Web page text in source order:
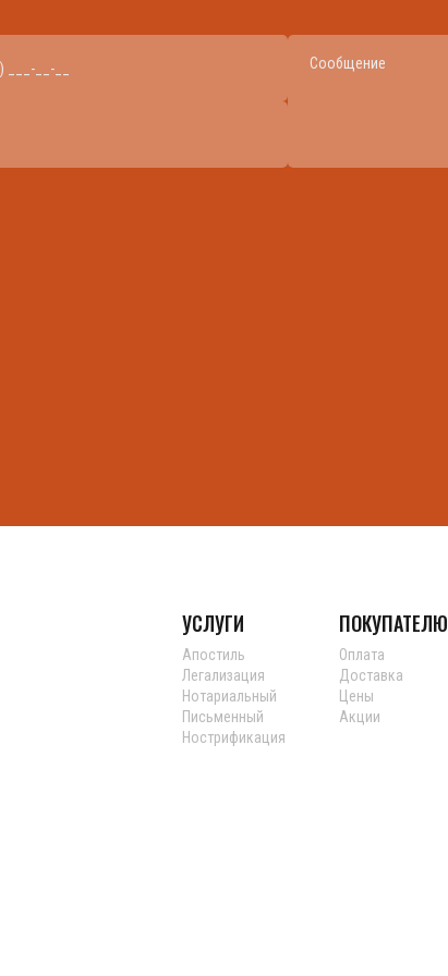
УСЛУГИ
Апостиль
Легализация
Нотариальный
Письменный
Нострификация
ПОКУПАТЕЛЮ
Оплата
Доставка
Цены
Акции